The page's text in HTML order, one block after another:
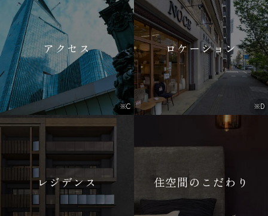
アクセス
※C
ロケーション
※D
レジデンス 住空間のこだわり